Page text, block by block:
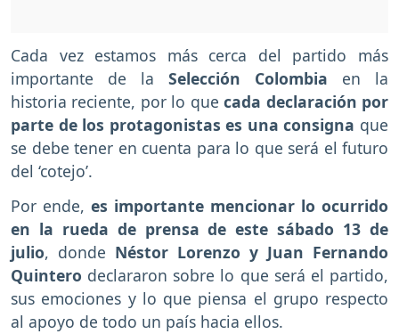
Cada vez estamos más cerca del partido más
importante de la Selección Colombia en la
historia reciente, por lo quecada declaración por
parte de los protagonistas es una consigna que
se debe tener en cuenta para lo que será el futuro
del ‘cotejo’.
Por ende, es importante mencionar lo ocurrido
en la rueda de prensa de este sábado 13 de
julio, donde Néstor Lorenzo y Juan Fernando
Quintero declararon sobre lo que será el partido,
sus emociones y lo que piensa el grupo respecto
al apoyo de todo un país hacia ellos.